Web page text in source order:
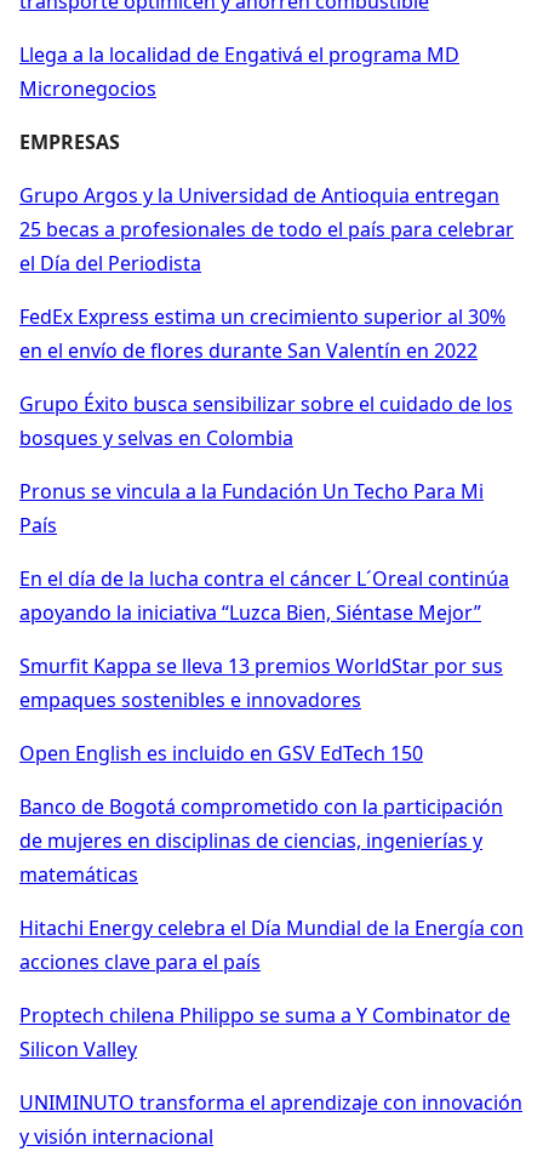
Llega a la localidad de Engativá el programa MD
Micronegocios
EMPRESAS
Grupo Argos y la Universidad de Antioquia entregan
25 becas a profesionales de todo el país para celebrar
el Día del Periodista
FedEx Express estima un crecimiento superior al 30%
en el envío de flores durante San Valentín en 2022
Grupo Éxito busca sensibilizar sobre el cuidado de los
bosques y selvas en Colombia
Pronus se vincula a la Fundación Un Techo Para Mi
País
En el día de la lucha contra el cáncer L´Oreal continúa
apoyando la iniciativa “Luzca Bien, Siéntase Mejor”
Smurfit Kappa se lleva 13 premios WorldStar por sus
empaques sostenibles e innovadores
Open English es incluido en GSV EdTech 150
Banco de Bogotá comprometido con la participación
de mujeres en disciplinas de ciencias, ingenierías y
matemáticas
Hitachi Energy celebra el Día Mundial de la Energía con
acciones clave para el país
Proptech chilena Philippo se suma a Y Combinator de
Silicon Valley
UNIMINUTO transforma el aprendizaje con innovación
y visión internacional